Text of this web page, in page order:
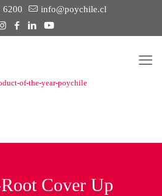
6200 info@poychile.cl
Cover Up